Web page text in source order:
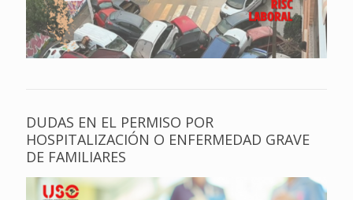
DUDAS EN EL PERMISO POR
HOSPITALIZACIÓN O ENFERMEDAD GRAVE
DE FAMILIARES